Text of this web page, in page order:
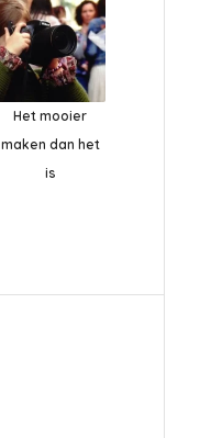
Het mooier
maken dan het
is